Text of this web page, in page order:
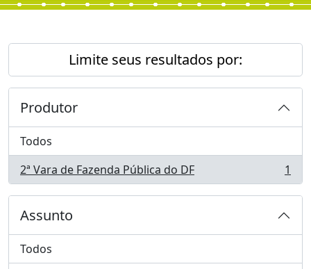
Limite seus resultados por:
Produtor
Todos
2ª Vara de Fazenda Pública do DF
, 1 resultados 1
Assunto
Todos